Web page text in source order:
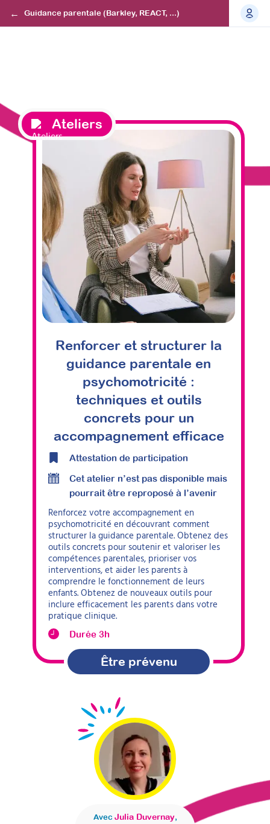
Guidance parentale (Barkley, REACT, ...)
Ateliers
Renforcer et structurer la
guidance parentale en
psychomotricité :
techniques et outils
concrets pour un
accompagnement efficace
Attestation de participation
Cet atelier n’est pas disponible mais
pourrait être reproposé à l’avenir
Renforcez votre accompagnement en
psychomotricité en découvrant comment
structurer la guidance parentale. Obtenez des
outils concrets pour soutenir et valoriser les
compétences parentales, prioriser vos
interventions, et aider les parents à
comprendre le fonctionnement de leurs
enfants. Obtenez de nouveaux outils pour
inclure efficacement les parents dans votre
pratique clinique.
Durée 3h
Être prévenu
Avec Julia Duvernay,